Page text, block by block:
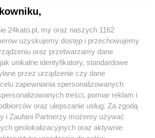
lokalnych
prywatności regulamin korzystania z portali
Skontakuj sięz nami
Kontakt
24kato.pl, my oraz naszych 1162
uzyskujemy dostęp i przechowujemy
oraz przetwarzamy dane
unikalne identyfikatory, standardowe
przez urządzenie czy dane
zapewniania spersonalizowanych
treści, pomiar reklam i
oraz ulepszanie usług. Za zgodą
i Zaufani Partnerzy możemy używać
geolokalizacyjnych oraz aktywnie